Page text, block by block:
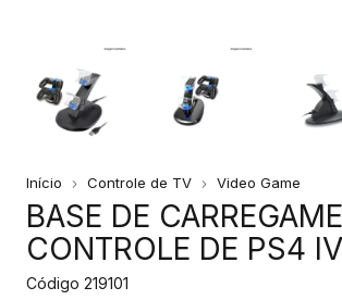
Início Controle de TV Video Game
BASE DE
CONTROLE DE PS4
Código 219101